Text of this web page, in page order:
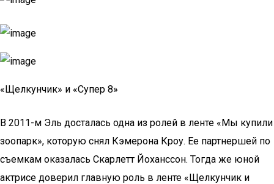
«Щелкунчик» и «Супер 8»
В 2011-м Эль досталась одна из ролей в ленте «Мы купили
зоопарк», которую снял Кэмерона Кроу. Ее партнершей по
съемкам оказалась Скарлетт Йоханссон. Тогда же юной
актрисе доверил главную роль в ленте «Щелкунчик и